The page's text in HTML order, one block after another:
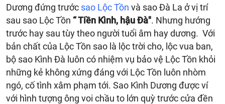
Dương đứng trước sao Lộc Tồn và sao Đà La ở vị trí
sau sao Lộc Tồn “ Tiền Kình, hậu Đà". Nhưng hướng
trước hay sau tùy theo người tuổi âm hay dương. Với
bản chất của Lộc Tồn sao là lộc trời cho, lộc vua ban,
bộ sao Kình Đà luôn có nhiệm vụ bảo vệ Lộc Tồn khỏi
những kẻ không xứng đáng với Lộc Tồn luôn nhòm
ngó, cố tình xâm phạm tới. Sao Kình Dương được ví
với hình tượng ông voi chầu to lớn quỳ trước cửa đền